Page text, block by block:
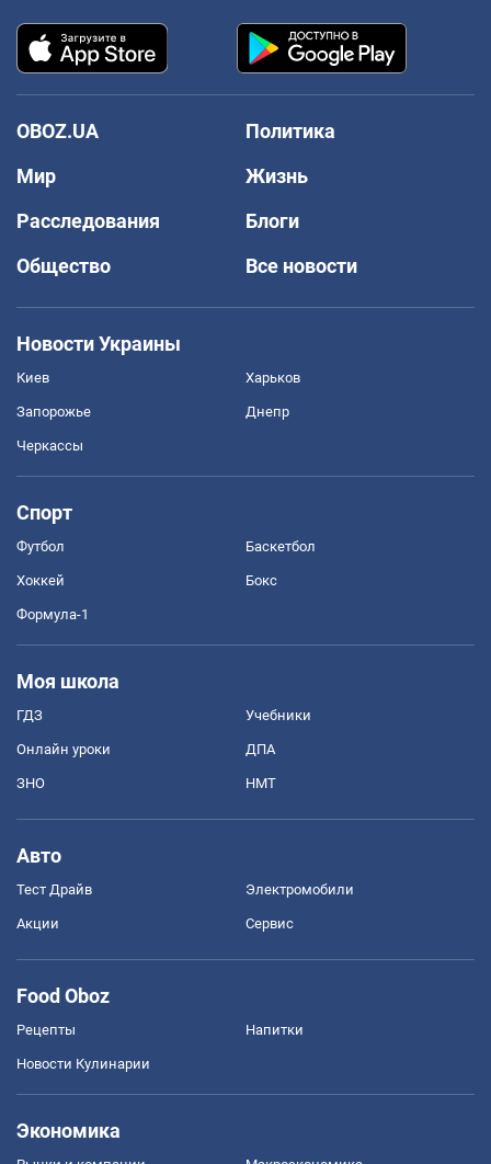
OBOZ.UA
Политика
Мир
Жизнь
Расследования
Блоги
Общество
Все новости
Новости Украины
Киев Харьков
Запорожье Днепр
Черкассы
Спорт
Футбол Баскетбол
Хоккей Бокс
Формула-1
Моя школа
ГДЗ Учебники
Онлайн уроки ДПА
ЗНО НМТ
Авто
Тест Драйв Электромобили
Акции Сервис
Food Oboz
Рецепты Напитки
Новости Кулинарии
Экономика